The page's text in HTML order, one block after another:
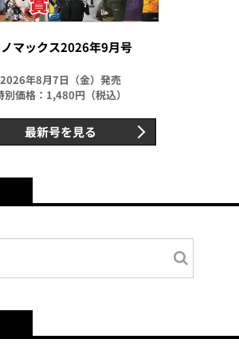
マックス2026年9月号
2026年8月7日（金）発売
別価格：1,480円（税込）
最新号を見る